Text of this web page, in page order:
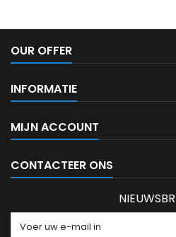
OUR OFFER
INFORMATIE
MIJN ACCOUNT
CONTACTEER ONS